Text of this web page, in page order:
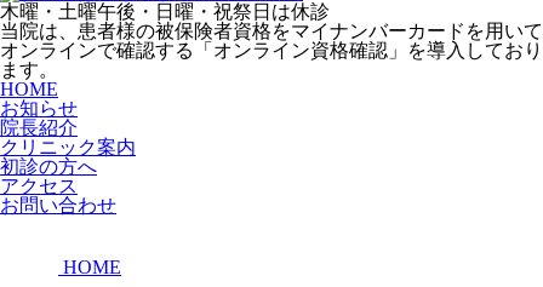
木曜・土曜午後・日曜・祝祭日は休診
当院は、患者様の被保険者資格をマイナンバーカードを用いて
オンラインで確認する「オンライン資格確認」を導入しており
ます。
HOME
お知らせ
院長紹介
クリニック案内
初診の方へ
アクセス
お問い合わせ
HOME